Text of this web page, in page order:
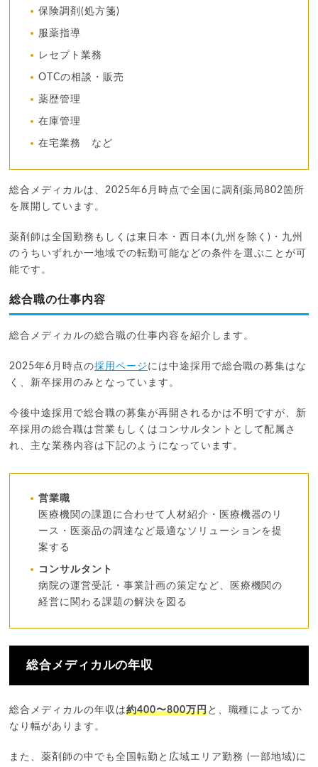
保険調剤(処方箋)
服薬指導
レセプト業務
OTCの相談・販売
薬歴管理
在庫管理
在宅業務 など
総合メディカルは、2025年6月時点で全国に調剤薬局802箇所
を展開しています。
薬剤師は全国勤務もしくは東日本・西日本(九州を除く)・九州
のうちいずれか一地域での転勤可能などの条件を選ぶことが可
能です。
総合職の仕事内容
総合メディカルの総合職の仕事内容を紹介します。
2025年6月時点の採用ページ には中途採用で総合職の募集はな
く、新卒採用のみとなっています。
今後中途採用で総合職の募集が再開されるかは不明ですが、新
卒採用の総合職は営業もしくはコンサルタントとして配属さ
れ、主な業務内容は下記のようになっています。
営業職
医療機関の課題に合わせて人材紹介・医療機器のリ
ース・医薬品の調達など最適なソリューションを提
案する
コンサルタント
病院の運営受託・事業計画の策定など、医療機関の
経営に関わる課題の解決を図る
総合メディカルの年収
総合メディカルの年収は約400〜800万円と、職種によってか
なり幅があります。
また、薬剤師の中でも全国転勤と広域エリア勤務 (一部地域)に